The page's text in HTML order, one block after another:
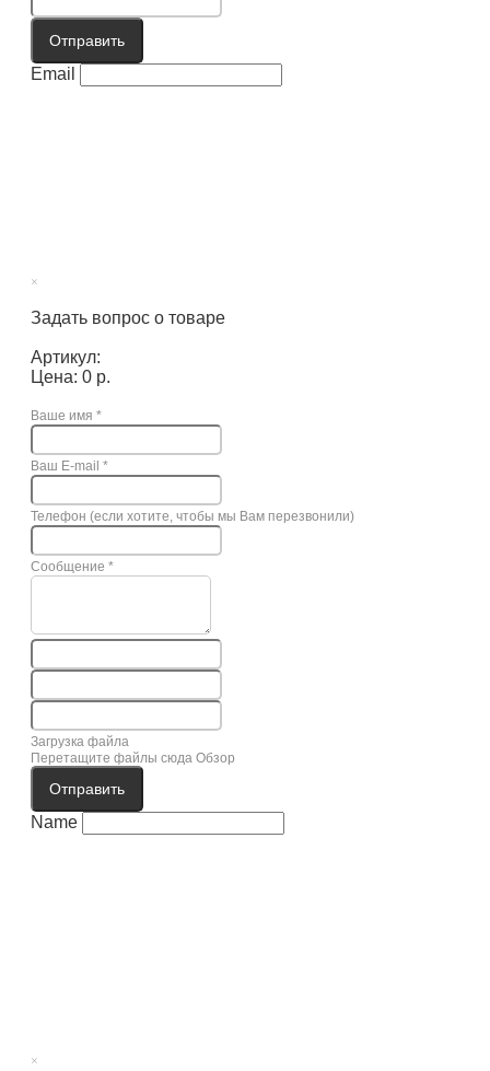
Отправить
Email
×
Задать вопрос о товаре
Артикул:
Цена: 0 р.
Ваше имя *
Ваш E-mail *
Телефон (если хотите, чтобы мы Вам перезвонили)
Сообщение *
Загрузка файла
Перетащите файлы сюда Обзор
Отправить
Name
×